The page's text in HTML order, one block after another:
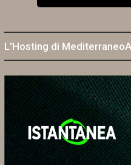
L'Hosting di